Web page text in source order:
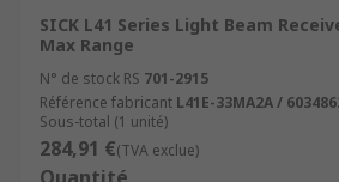
SICK L41 Series Light Beam
Max Range
N° de stock RS 701-2915
Référence fabricant L41E-33MA2A /
Sous-total (1 unité)
284,91 €(TVA exclue)